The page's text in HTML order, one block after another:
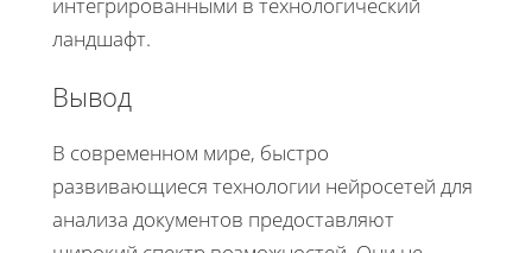
ландшафт.
Вывод
В современном мире, быстро
развивающиеся технологии нейросетей для
анализа документов предоставляют